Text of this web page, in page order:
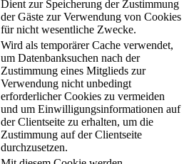
Dient zur Speicherung der Zustimmung
der Gäste zur Verwendung von Cookies
für nicht wesentliche Zwecke.
Wird als temporärer Cache verwendet,
um Datenbanksuchen nach der
Zustimmung eines Mitglieds zur
Verwendung nicht unbedingt
erforderlicher Cookies zu vermeiden
und um Einwilligungsinformationen auf
der Clientseite zu erhalten, um die
Zustimmung auf der Clientseite
durchzusetzen.